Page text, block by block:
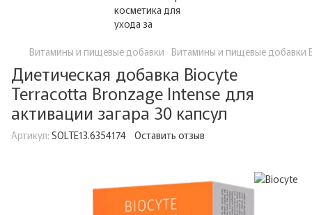
Витамины и пищевые добавки Витамины и пищевые добавки
Диетическая добавка Biocyte
Terracotta Bronzage Intense для
активации загара 30 капсул
Артикул: SOLTE13.6354174 Оставить отзыв